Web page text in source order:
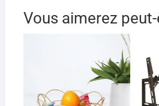
Vous aimerez